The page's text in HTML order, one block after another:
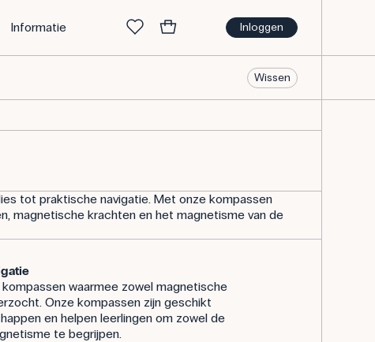
Inloggen
Informatie
Wissen
tot praktische navigatie. Met onze kompassen
magnetische krachten en het magnetisme van de
waarmee zowel magnetische
Onze kompassen zijn geschikt
en helpen leerlingen om zowel de
te begrijpen.